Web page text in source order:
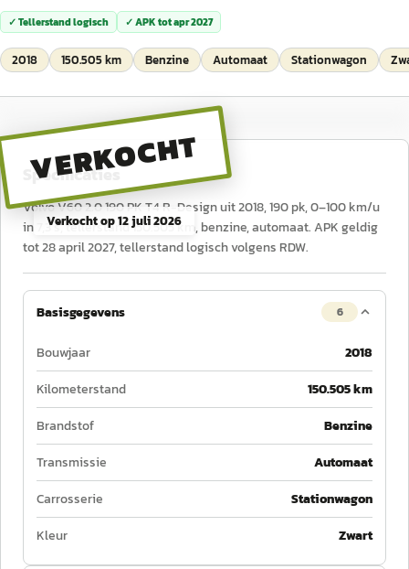
✓ Tellerstand logisch ✓ APK totapr 2027
2018 150.505 km Benzine Automaat Stationwagon
VERKOCHT
Verkocht op12 juli 2026
Specificaties
Volvo V60 2.0 190 PK T4 R-Design uit 2018, 190 pk, 0–100 km/u
in 7,3 s, tellerstand 150.505 km, benzine, automaat. APK geldig
tot 28 april 2027, tellerstand logisch volgens RDW.
Basisgegevens 6
Bouwjaar
2018
Kilometerstand
150.505 km
Brandstof
Benzine
Transmissie
Automaat
Carrosserie
Stationwagon
Kleur
Zwart